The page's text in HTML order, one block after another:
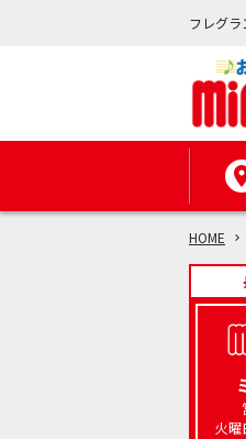
フレグ
HOME
火曜